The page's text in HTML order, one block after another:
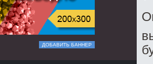
ДОБАВИТЬ БАННЕР